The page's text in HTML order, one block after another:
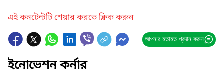
এই কনটেন্টটি শেয়ার করতে ক্লিক করুন
আপনার মতামত প্রদান করুন
ইনোভেশন কর্নার